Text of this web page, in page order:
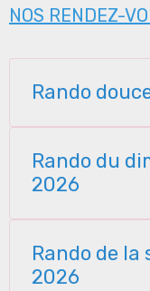
NOS RENDEZ-
Rando
Rando du
2026
Rando de la
2026